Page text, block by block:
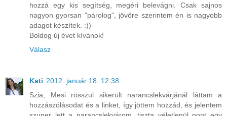
hozzá egy kis segítség, megéri belevágni. Csak sajnos
nagyon gyorsan "párolog", jövőre szerintem én is nagyobb
adagot készítek. :))
Boldog új évet kívánok!
Válasz
Kati 2012. január 18. 12:38
Szia, Mesi rösszul sikerült narancslekvárjánál láttam a
hozzászólásodat és a linket, így jöttem hozzád, és jelentem